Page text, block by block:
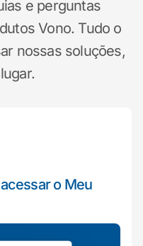
e perguntas
Vono. Tudo o
nossas soluções,
o Meu